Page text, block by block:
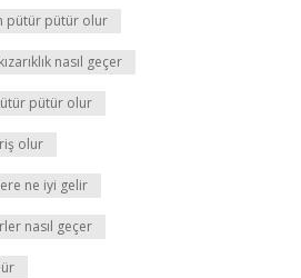
pütür pütür olur
nasıl geçer
pütür olur
olur
ne iyi gelir
nasıl geçer